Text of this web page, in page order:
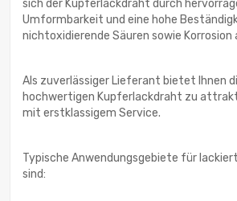
sich der Kupferlackdraht durch
Umformbarkeit und eine hohe
nichtoxidierende Säuren sowie Korrosion
Als zuverlässiger Lieferant bietet Ihnen
hochwertigen Kupferlackdraht zu
mit erstklassigem Service.
Typische Anwendungsgebiete für
sind: